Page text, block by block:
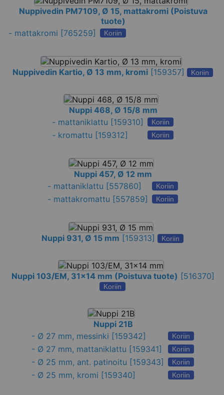
Nuppivedin PM7109, Ø 15, mattakromi (Poistuva
tuote)
- mattakromi [765259] Koriin
Nuppivedin Kartio, Ø 13 mm, kromi[159357] Koriin
Nuppi 468, Ø 15/8 mm
- mattaniklattu [159310] Koriin
- kromattu [159312] Koriin
Nuppi 457, Ø 12 mm
- mattaniklattu [557860] Koriin
- mattakromattu [557859] Koriin
Nuppi 931, Ø 15 mm [159313] Koriin
Nuppi 103/EM, 31x14 mm (Poistuva tuote) [516370]
Koriin
Nuppi 21B
- Ø 27 mm, messinki [159342] Koriin
- Ø 27 mm, mattaniklattu [159341] Koriin
- Ø 25 mm, ant. patinoitu [159343] Koriin
- Ø 25 mm, kromi [159340] Koriin